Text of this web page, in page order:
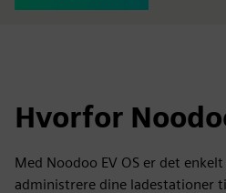
Hvorfor
Med Noodoo EV OS er det
administrere dine ladestationer